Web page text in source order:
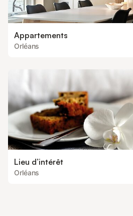
Appartements
Orléans
Lieu d’intérêt
Orléans